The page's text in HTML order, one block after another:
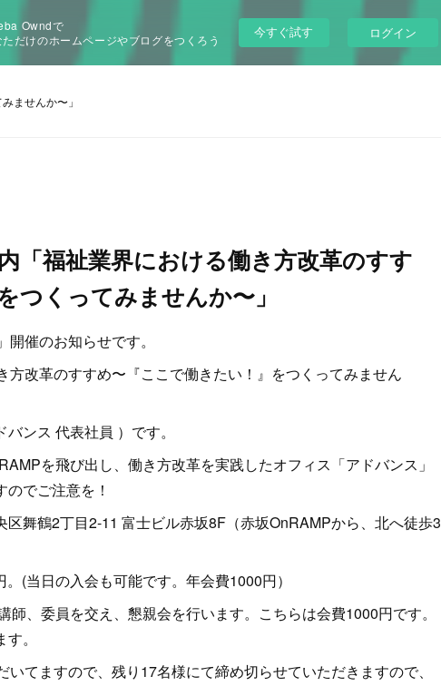
Owndで
ただけのホームページやブログをつくろう
今すぐ試す ログイン
ませんか〜」
「福祉業界における働き方改革のすす
つくってみませんか〜」
催のお知らせです。
改革のすすめ〜『ここで働きたい！』をつくってみません
ンス 代表社員 ）です。
を飛び出し、働き方改革を実践したオフィス「アドバンス」
でご注意を！
舞鶴2丁目2-11 富士ビル赤坂8F（赤坂OnRAMPから、北へ徒歩3
(当日の入会も可能です。年会費1000円）
、委員を交え、懇親会を行います。こちらは会費1000円です。
。
てますので、残り17名様にて締め切らせていただきますので、